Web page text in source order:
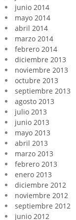
junio 2014
mayo 2014
abril 2014
marzo 2014
febrero 2014
diciembre 2013
noviembre 2013
octubre 2013
septiembre 2013
agosto 2013
julio 2013
junio 2013
mayo 2013
abril 2013
marzo 2013
febrero 2013
enero 2013
diciembre 2012
noviembre 2012
septiembre 2012
junio 2012